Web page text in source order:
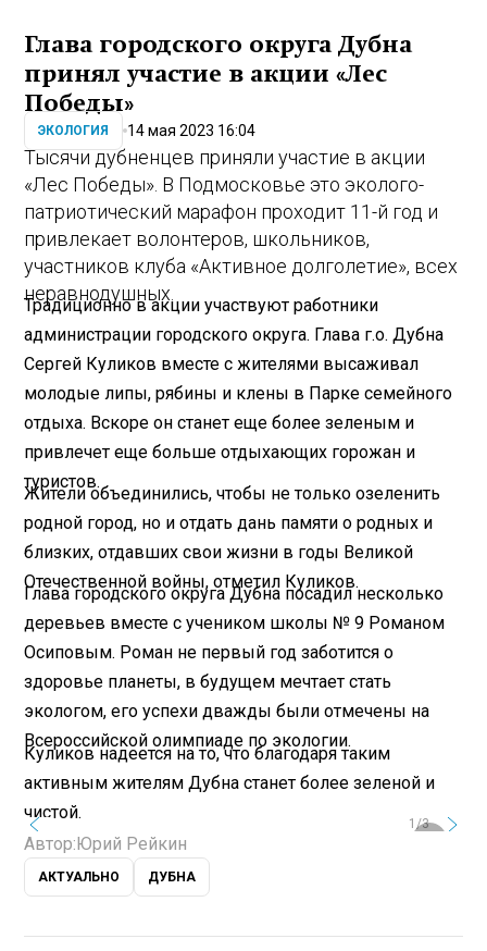
Глава городского округа Дубна
принял участие в акции «Лес
Победы»
ЭКОЛОГИЯ 14 мая 2023 16:04
Тысячи дубненцев приняли участие в акции
«Лес Победы». В Подмосковье это эколого-
патриотический марафон проходит 11-й год и
привлекает волонтеров, школьников,
участников клуба «Активное долголетие», всех
неравнодушных.
Традиционно в акции участвуют работники
администрации городского округа. Глава г.о. Дубна
Сергей Куликов вместе с жителями высаживал
молодые липы, рябины и клены в Парке семейного
отдыха. Вскоре он станет еще более зеленым и
привлечет еще больше отдыхающих горожан и
туристов.
Жители объединились, чтобы не только озеленить
родной город, но и отдать дань памяти о родных и
близких, отдавших свои жизни в годы Великой
Отечественной войны, отметил Куликов.
Глава городского округа Дубна посадил несколько
деревьев вместе с учеником школы № 9 Романом
Осиповым. Роман не первый год заботится о
здоровье планеты, в будущем мечтает стать
экологом, его успехи дважды были отмечены на
Всероссийской олимпиаде по экологии.
Куликов надеется на то, что благодаря таким
активным жителям Дубна станет более зеленой и
чистой.
1/3
Автор: Юрий Рейкин
АКТУАЛЬНО ДУБНА